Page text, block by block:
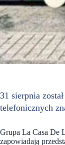
31 sierpnia
telefonicznych
Grupa La Casa De
zapowiadają